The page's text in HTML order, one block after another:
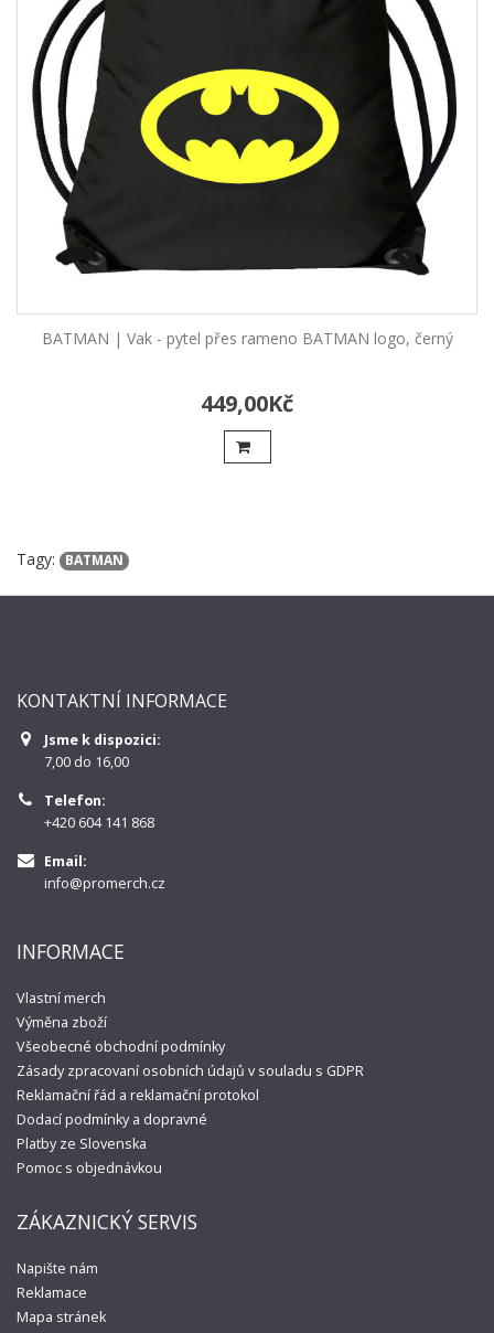
BATMAN | Vak - pytel přes rameno BATMAN logo, černý
449,00Kč
Tagy: BATMAN
KONTAKTNÍ INFORMACE
Jsme k dispozici:
7,00 do 16,00
Telefon:
+420 604 141 868
Email:
info@promerch.cz
INFORMACE
Vlastní merch
Výměna zboží
Všeobecné obchodní podmínky
Zásady zpracovaní osobních údajů v souladu s GDPR
Reklamační řád a reklamační protokol
Dodací podmínky a dopravné
Platby ze Slovenska
Pomoc s objednávkou
ZÁKAZNICKÝ SERVIS
Napište nám
Reklamace
Mapa stránek